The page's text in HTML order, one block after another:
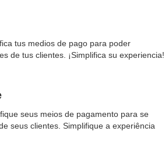
tus medios de pago para poder
de tus clientes. ¡Simplifica su experiencia!
seus meios de pagamento para se
seus clientes. Simplifique a experiência